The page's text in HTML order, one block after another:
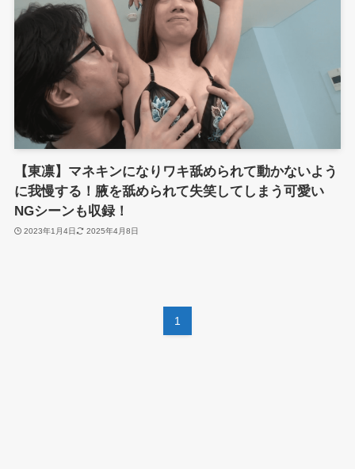
【東凛】マネキンになりワキ舐められて動かないよう
に我慢する！腋を舐められて失笑してしまう可愛い
NGシーンも収録！
2023年1月4日 2025年4月8日
1